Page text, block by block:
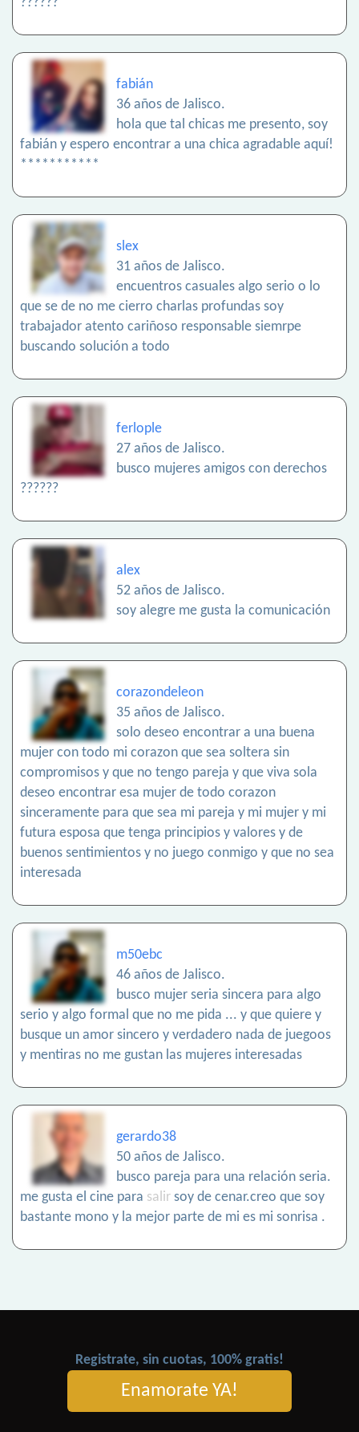
fabián
36 años de Jalisco.
hola que tal chicas me presento, soy
fabián y espero encontrar a una chica agradable aquí!
***********
slex
31 años de Jalisco.
encuentros casuales algo serio o lo
que se de no me cierro charlas profundas soy
trabajador atento cariñoso responsable siemrpe
buscando solución a todo
ferlople
27 años de Jalisco.
busco mujeres amigos con derechos
??????
alex
52 años de Jalisco.
soy alegre me gusta la comunicación
corazondeleon
35 años de Jalisco.
solo deseo encontrar a una buena
mujer con todo mi corazon que sea soltera sin
compromisos y que no tengo pareja y que viva sola
deseo encontrar esa mujer de todo corazon
sinceramente para que sea mi pareja y mi mujer y mi
futura esposa que tenga principios y valores y de
buenos sentimientos y no juego conmigo y que no sea
interesada
m50ebc
46 años de Jalisco.
busco mujer seria sincera para algo
serio y algo formal que no me pida ... y que quiere y
busque un amor sincero y verdadero nada de juegoos
y mentiras no me gustan las mujeres interesadas
gerardo38
50 años de Jalisco.
busco pareja para una relación seria.
me gusta el cine para salir soy de cenar.creo que soy
bastante mono y la mejor parte de mi es mi sonrisa .
Registrate, sin cuotas, 100% gratis!
Enamorate YA!